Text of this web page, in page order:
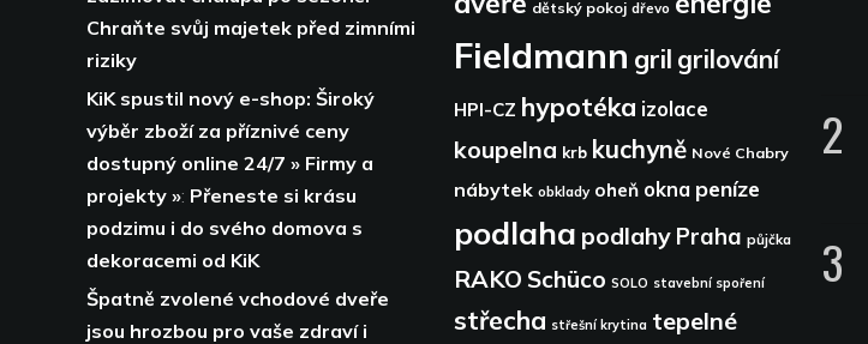
Chraňte svůj majetek před zimními
riziky
KiK spustil nový e-shop: Široký
výběr zboží za příznivé ceny
dostupný online 24/7 » Firmy a
projekty »: Přeneste si krásu
podzimu i do svého domova s
dekoracemi od KiK
Špatně zvolené vchodové dveře
jsou hrozbou pro vaše zdraví i
dětský pokoj dřevo
Fieldmann gril grilování
HPI-CZ hypotéka izolace
koupelna krb kuchyně Nové Chabry
nábytek obklady oheň okna peníze
podlaha podlahy Praha půjčka
RAKO Schüco SOLO stavební spoření
střecha střešní krytina tepelné